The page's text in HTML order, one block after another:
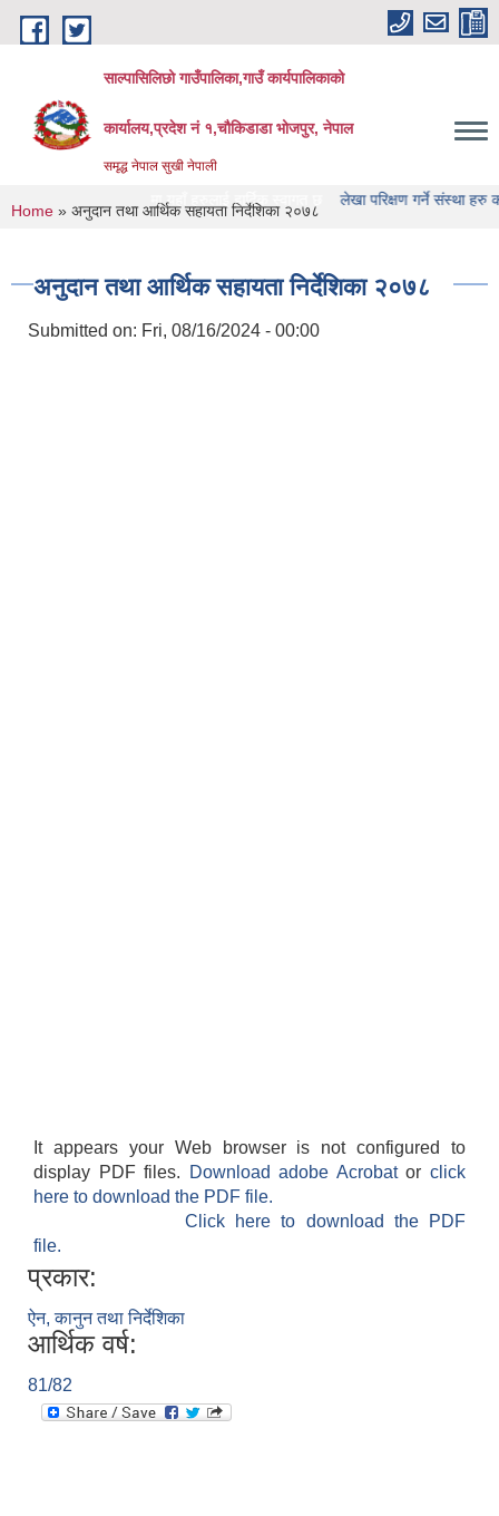
Skip to main content
साल्पासिलिछो गाउँपालिका,गाउँ कार्यपालिकाको
कार्यालय,प्रदेश नं १,चौकिडाडा भोजपुर, नेपाल
समृद्ध नेपाल सुखी नेपाली
को वेभसाइट मा यहाँ हरुलाई हार्दिक स्वागत छ लेखा परिक्षण गर्ने संस्था हरु को
You are here
Home » अनुदान तथा आर्थिक सहायता निर्देशिका २०७८
अनुदान तथा आर्थिक सहायता निर्देशिका २०७८
Submitted on: Fri, 08/16/2024 - 00:00
It appears your Web browser is not configured to
display PDF files.
Download adobe Acrobatorclick
here to download the PDF file.
Click here to download the PDF
file.
प्रकार:
ऐन, कानुन तथा निर्देशिका
आर्थिक वर्ष:
81/82